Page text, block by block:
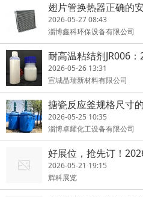
翅片管换热器正确的
2026-05-27 08:43
淄博鑫科环保设备有限公司
耐高温粘结剂JR006
2026-05-26 13:31
宣城晶瑞新材料有限公司
搪瓷反应釜规格尺寸
2026-05-25 10:35
淄博卓耀化工设备有限公司
好展位，抢先订！
备展览会
2026-05-21 19:15
辉科展览